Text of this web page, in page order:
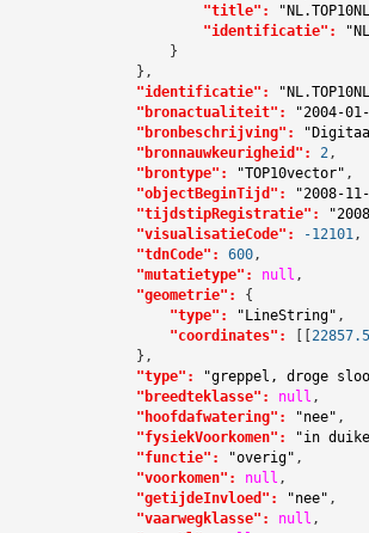
"title":
"identificatie":
                    }
                },
"identificatie":
"bronactualiteit":
"2004-
"bronbeschrijving":
"bronnauwkeurigheid":
2 ,
"brontype":
"TOP10vector" ,
"objectBeginTijd":
"2008-
"tijdstipRegistratie":
"visualisatieCode":
-12101 ,
"tdnCode":
600,
"mutatietype":
null ,
"geometrie":
{
"type":
"LineString" ,
"coordinates":
[[
                },
"type":
"greppel, droge
"breedteklasse":
null ,
"hoofdafwatering":
"nee" ,
"fysiekVoorkomen":
"in
"functie":
"overig" ,
"voorkomen":
null ,
"getijdeInvloed":
"nee" ,
"vaarwegklasse":
null ,